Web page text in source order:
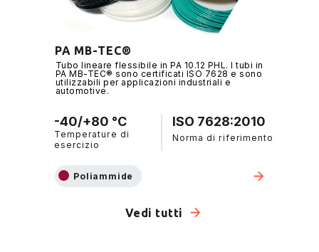
PA MB-TEC®
Tubo lineare flessibile in PA 10.12 PHL. I tubi in
PA MB-TEC® sono certificati ISO 7628 e sono
utilizzabili per applicazioni industriali e
automotive.
-40/+80 °C
Temperature di
esercizio
ISO 7628:2010
Norma di riferimento
Poliammide
Vedi tutti